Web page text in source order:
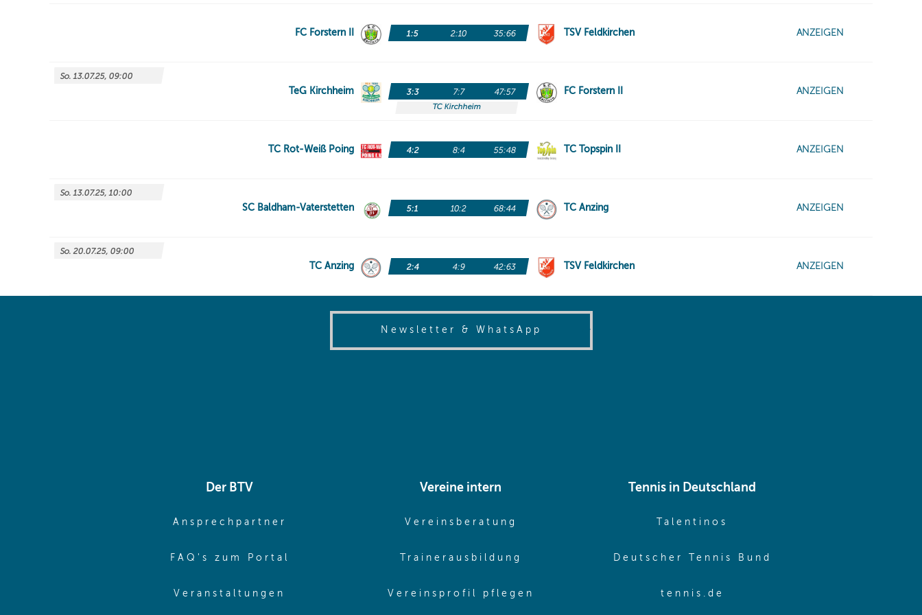
Newsletter & WhatsApp (opens in same window)
Der BTV
Ansprechpartner (opens in same window)
FAQ's zum Portal (opens in same window)
Veranstaltungen (opens in same window)
Vereine intern
Vereinsberatung (opens in same window)
Trainerausbildung (opens in same window)
Vereinsprofil pflegen (opens in same window)
Tennis in Deutschland
Talentinos
Deutscher Tennis Bund
tennis.de